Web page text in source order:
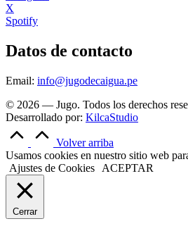
X
Spotify
Datos de contacto
Email: info@jugodecaigua.pe
© 2026 — Jugo. Todos los derechos
Desarrollado por: KilcaStudio
Volver arriba
Usamos cookies en nuestro sitio web
Ajustes de Cookies
ACEPTAR
Cerrar